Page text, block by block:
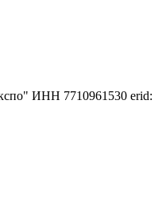
ИНН 7710961530 erid: